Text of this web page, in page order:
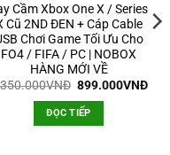
Cầm Xbox One X / Series
Cũ 2ND ĐEN + Cáp Cable
Chơi Game Tối Ưu Cho
FO4 / FIFA / PC | NOBOX
HÀNG MỚI VỀ
VNĐ Giá
là:
1.350.000VNĐ.
899.000VNĐGiá
ĐỌC TIẾP